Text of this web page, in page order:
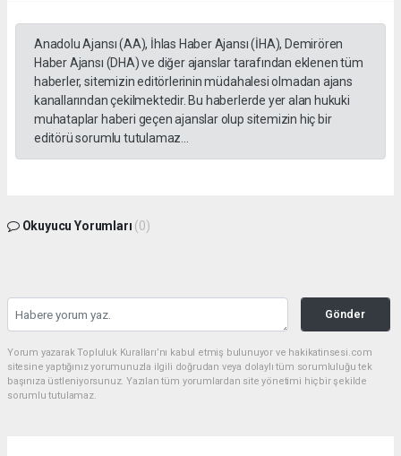
Anadolu Ajansı (AA), İhlas Haber Ajansı (İHA), Demirören
Haber Ajansı (DHA) ve diğer ajanslar tarafından eklenen tüm
haberler, sitemizin editörlerinin müdahalesi olmadan ajans
kanallarından çekilmektedir. Bu haberlerde yer alan hukuki
muhataplar haberi geçen ajanslar olup sitemizin hiç bir
editörü sorumlu tutulamaz...
Okuyucu Yorumları (0)
Gönder
Yorum yazarak Topluluk Kuralları’nı kabul etmiş bulunuyor ve hakikatinsesi.com
sitesine yaptığınız yorumunuzla ilgili doğrudan veya dolaylı tüm sorumluluğu tek
başınıza üstleniyorsunuz. Yazılan tüm yorumlardan site yönetimi hiçbir şekilde
sorumlu tutulamaz.